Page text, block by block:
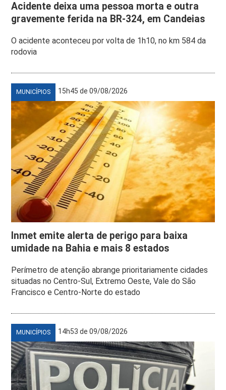
Acidente deixa uma pessoa morta e outra
gravemente ferida na BR-324, em Candeias
O acidente aconteceu por volta de 1h10, no km 584 da
rodovia
MUNICÍPIOS 15h45 de 09/08/2026
Inmet emite alerta de perigo para baixa
umidade na Bahia e mais 8 estados
Perímetro de atenção abrange prioritariamente cidades
situadas no Centro-Sul, Extremo Oeste, Vale do São
Francisco e Centro-Norte do estado
MUNICÍPIOS 14h53 de 09/08/2026